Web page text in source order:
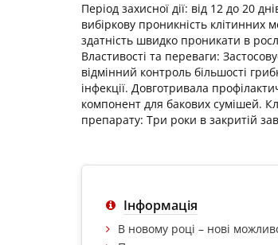
Період захисної дії: від 12 до 20
вибіркову проникність
здатність швидко проникати в
Властивості та переваги:
відмінний контроль більшості
інфекції. Довготривала
компонент для бакових сумішей.
препарату: Три роки в закритій
Інформація
В новому році – нові